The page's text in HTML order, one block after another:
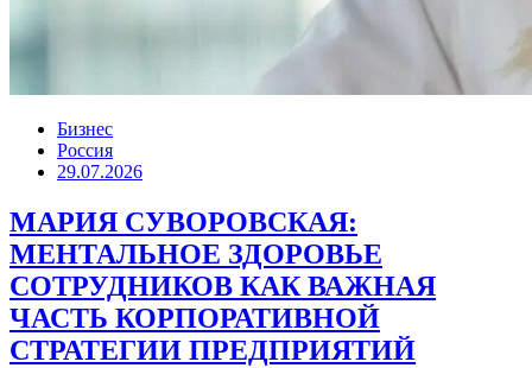
Бизнес
Россия
29.07.2026
МАРИЯ СУВОРОВСКАЯ:
МЕНТАЛЬНОЕ ЗДОРОВЬЕ
СОТРУДНИКОВ КАК ВАЖНАЯ
ЧАСТЬ КОРПОРАТИВНОЙ
СТРАТЕГИИ ПРЕДПРИЯТИЙ